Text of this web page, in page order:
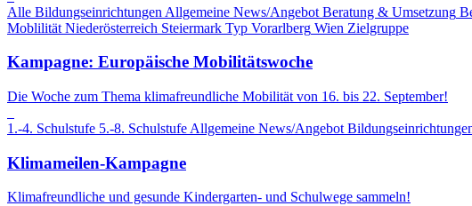
Alle Bildungseinrichtungen Allgemeine News/Angebot Beratung & Umsetzung
Moblilität Niederösterreich Steiermark Typ Vorarlberg Wien Zielgruppe
Kampagne: Europäische Mobilitätswoche
Die Woche zum Thema klimafreundliche Mobilität von 16. bis 22. September!
1.-4. Schulstufe 5.-8. Schulstufe Allgemeine News/Angebot
Klimameilen-Kampagne
Klimafreundliche und gesunde Kindergarten- und Schulwege sammeln!